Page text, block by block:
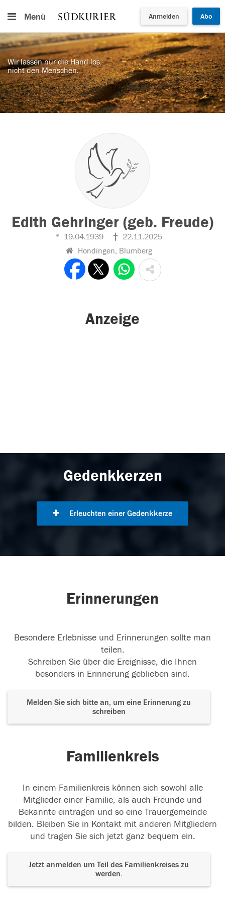
Menü Anmelden Abo
Wir lassen nur die Hand los,
nicht den Menschen.
Edith Gehringer (geb. Freude)
19.04.1939
22.11.2025
Hondingen, Blumberg
Anzeige
Gedenkkerzen
Erleuchten einer Gedenkkerze
Erinnerungen
Besondere Erlebnisse und Erinnerungen sollte man
teilen.
Schreiben Sie über die Ereignisse, die Ihnen
besonders in Erinnerung geblieben sind.
Melden Sie sich bitte an, um eine Erinnerung zu
schreiben
Familienkreis
In einem Familienkreis können sich sowohl alle
Mitglieder einer Familie, als auch Freunde und
Bekannte eintragen und so eine Trauergemeinde
bilden. Bleiben Sie in Kontakt mit anderen Mitgliedern
und tragen Sie sich jetzt ganz bequem ein.
Jetzt anmelden um Teil des Familienkreises zu
werden.